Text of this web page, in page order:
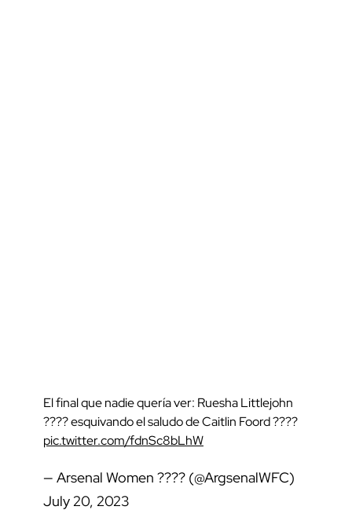
El final que nadie quería ver: Ruesha Littlejohn
???? esquivando el saludo de Caitlin Foord ????
pic.twitter.com/fdnSc8bLhW
— Arsenal Women ???? (@ArgsenalWFC)
July 20, 2023